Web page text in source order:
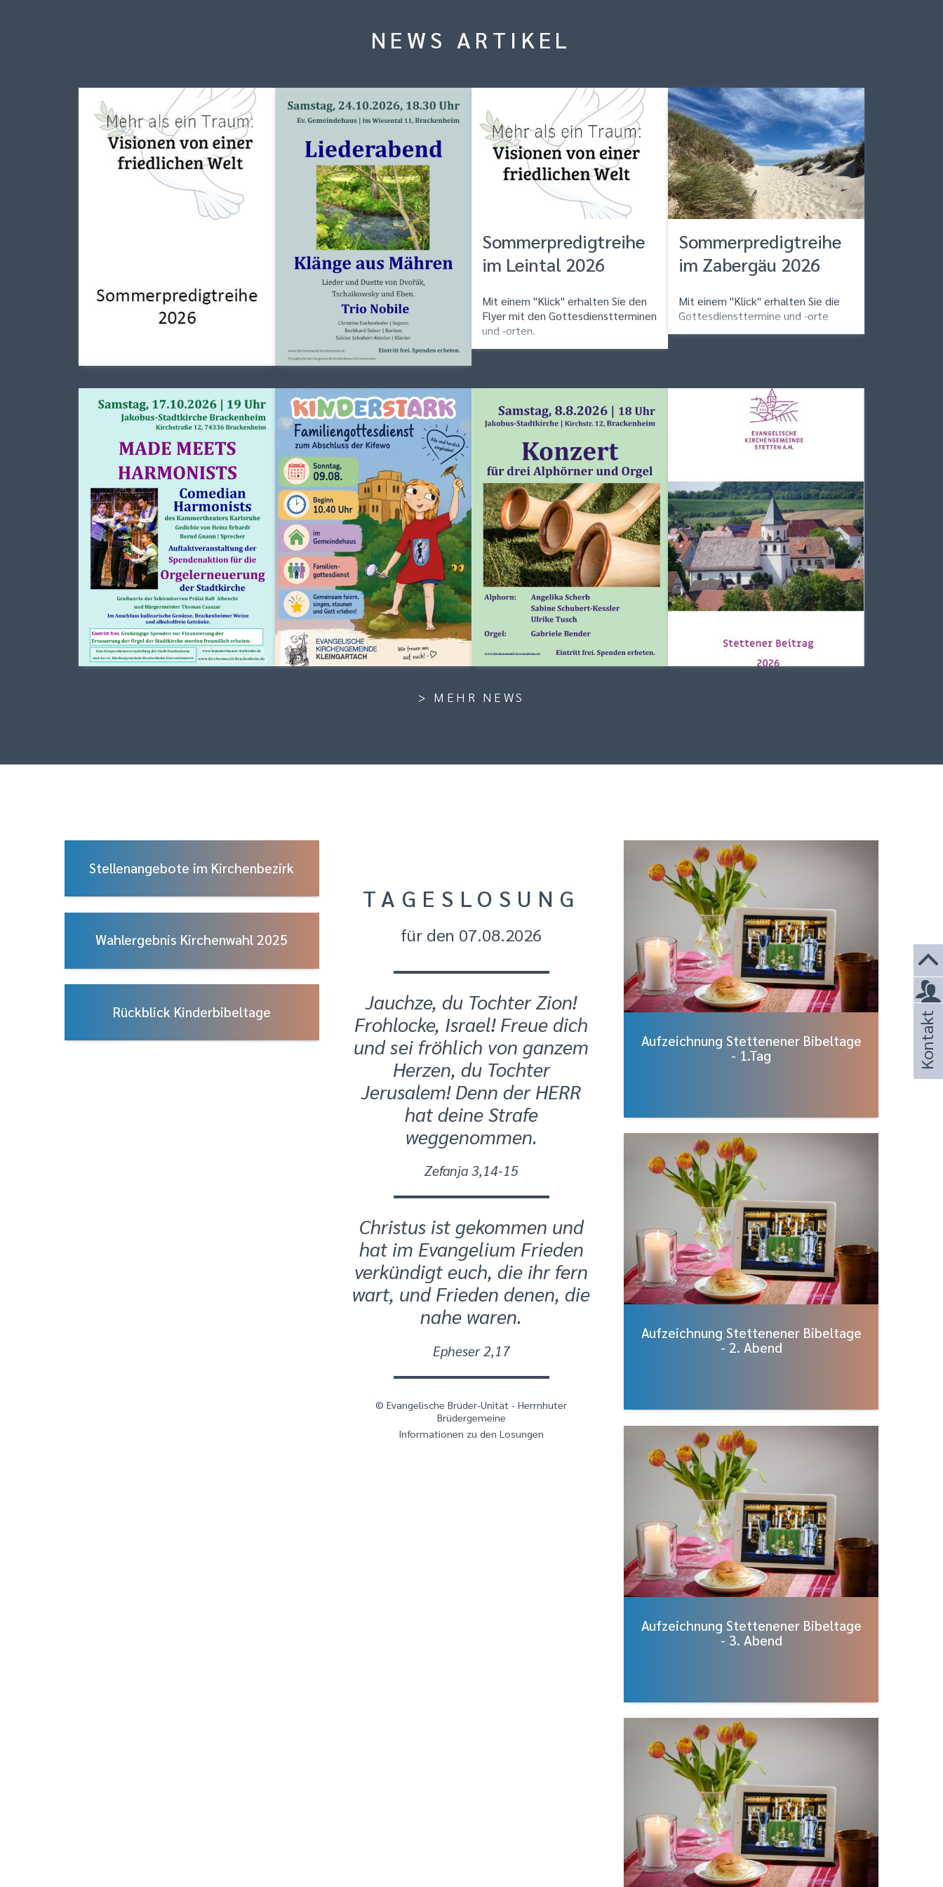
NEWS ARTIKEL
Sommerpredigtreihe
im Leintal 2026
Mit einem "Klick" erhalten Sie den
Flyer mit den Gottesdienstterminen
und -orten.
Sommerpredigtreihe
im Zabergäu 2026
Mit einem "Klick" erhalten Sie die
Gottesdiensttermine und -orte
> MEHR NEWS
Stellenangebote im Kirchenbezirk
Wahlergebnis Kirchenwahl 2025
Rückblick Kinderbibeltage
TAGESLOSUNG
für den 07.08.2026
Jauchze, du Tochter Zion!
Frohlocke, Israel! Freue dich
und sei fröhlich von ganzem
Herzen, du Tochter
Jerusalem! Denn der HERR
hat deine Strafe
weggenommen.
Zefanja 3,14-15
Christus ist gekommen und
hat im Evangelium Frieden
verkündigt euch, die ihr fern
wart, und Frieden denen, die
nahe waren.
Epheser 2,17
© Evangelische Brüder-Unität - Herrnhuter
Brüdergemeine
Informationen zu den Losungen
Aufzeichnung Stettenener Bibeltage
- 1.Tag
Aufzeichnung Stettenener Bibeltage
- 2. Abend
Aufzeichnung Stettenener Bibeltage
- 3. Abend
Kontakt